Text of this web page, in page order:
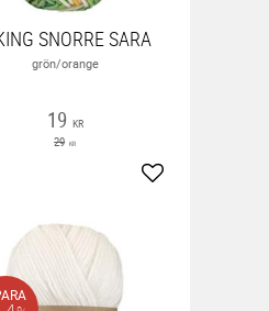
SNORRE SARA
grön/orange
19 KR
29 KR
Lägg till i